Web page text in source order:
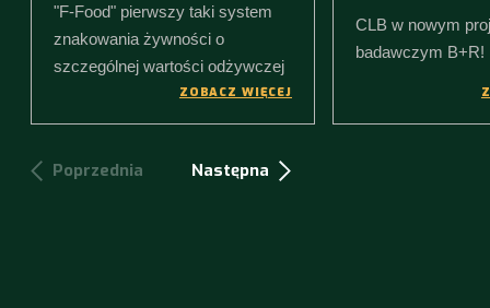
Poprzednia
"F-Food" pierwszy taki system
znakowania żywności o
szczególnej wartości odżywczej
ZOBACZ WIĘCEJ
CLB w nowym
badawczym B+R!
Następna